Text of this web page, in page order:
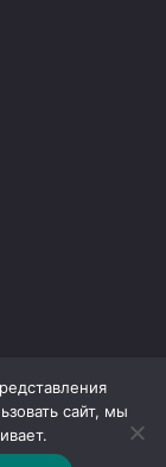
сайт, мы